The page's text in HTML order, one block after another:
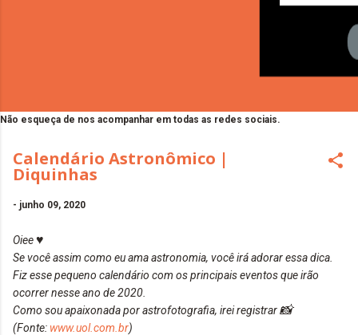
Não esqueça de nos acompanhar em todas as redes sociais.
Calendário Astronômico |
Diquinhas
- junho 09, 2020
Oiee♥️
Se você assim como eu ama astronomia, você irá adorar essa dica.
Fiz esse pequeno calendário com os principais eventos que irão
ocorrer nesse ano de 2020.
Como sou apaixonada por astrofotografia, irei registrar📸
(Fonte: www.uol.com.br)